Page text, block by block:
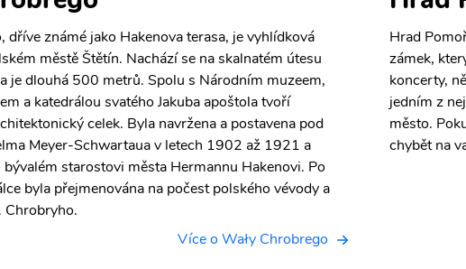
dříve známé jako Hakenova terasa, je vyhlídková
městě Štětín. Nachází se na skalnatém útesu
je dlouhá 500 metrů. Spolu s Národním muzeem,
a katedrálou svatého Jakuba apoštola tvoří
celek. Byla navržena a postavena pod
Meyer-Schwartaua v letech 1902 až 1921 a
starostovi města Hermannu Hakenovi. Po
byla přejmenována na počest polského vévody a
Chrobryho.
Více o Wały Chrobrego
Hrad
zámek,
koncerty,
jedním z
město.
chybět na